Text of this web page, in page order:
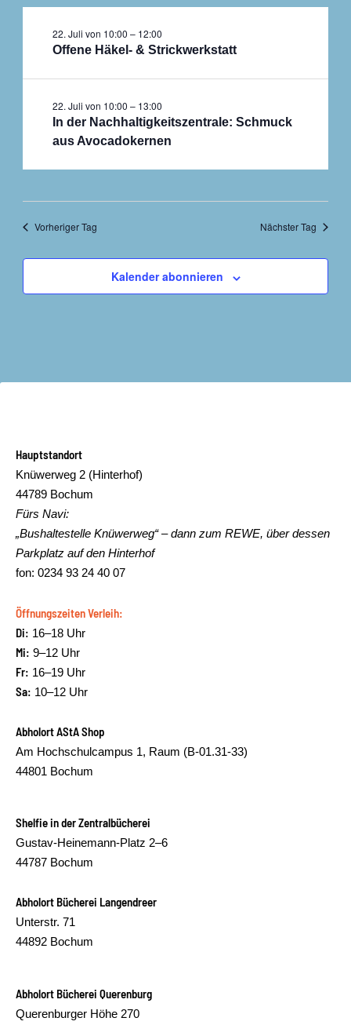
Offene Häkel- & Strickwerkstatt
22. Juli von 10:00 – 12:00
In der Nachhaltigkeitszentrale: Schmuck
aus Avocadokernen
22. Juli von 10:00 – 13:00
Vorheriger Tag Nächster Tag
Kalender abonnieren
Hauptstandort
Knüwerweg 2 (Hinterhof)
44789 Bochum
Fürs Navi:
„Bushaltestelle Knüwerweg“ – dann zum REWE, über dessen
Parkplatz auf den Hinterhof
fon: 0234 93 24 40 07
Öffnungszeiten Verleih:
Di: 16–18 Uhr
Mi: 9–12 Uhr
Fr: 16–19 Uhr
Sa: 10–12 Uhr
Abholort AStA Shop
Am Hochschulcampus 1, Raum (B-01.31-33)
44801 Bochum
Shelfie in der Zentralbücherei
Gustav-Heinemann-Platz 2–6
44787 Bochum
Abholort Bücherei Langendreer
Unterstr. 71
44892 Bochum
Abholort Bücherei Querenburg
Querenburger Höhe 270